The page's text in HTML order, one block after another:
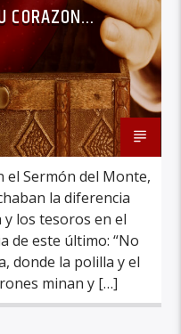
CORAZON…
el Sermón del Monte,
la diferencia
los tesoros en el
de este último: “No
donde la polilla y el
minan y […]